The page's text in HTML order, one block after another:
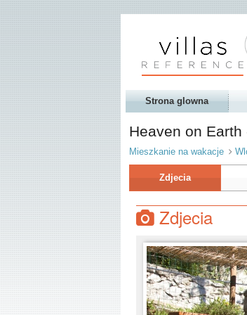
Strona glowna
Heaven on
Mieszkanie na wakacje
Zdjecia
Zdjecia